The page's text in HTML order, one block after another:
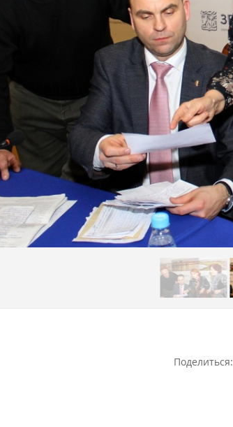
Поделиться: